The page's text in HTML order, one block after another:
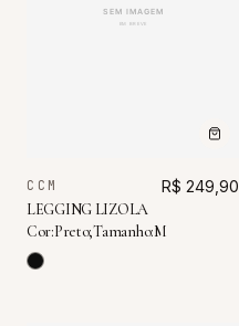
CCM
LEGGING LIZOLA
Cor:Preto;Tamanho:M
R$ 249,90